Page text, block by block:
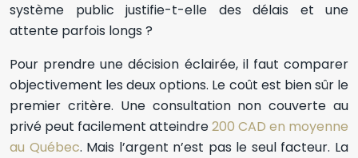
système public justifie-t-elle des délais et une
attente parfois longs ?
Pour prendre une décision éclairée, il faut comparer
objectivement les deux options. Le coût est bien sûr le
premier critère. Une consultation non couverte au
privé peut facilement atteindre200 CAD en moyenne
au Québec. Mais l’argent n’est pas le seul facteur. La